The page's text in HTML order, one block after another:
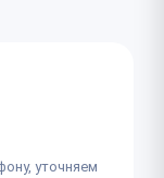
уточняем